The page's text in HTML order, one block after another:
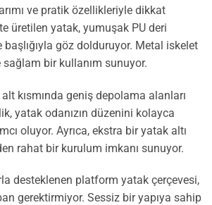
ve pratik özellikleriyle dikkat
üretilen yatak, yumuşak PU deri
başlığıyla göz dolduruyor. Metal iskelet
sağlam bir kullanım sunuyor.
kısmında geniş depolama alanları
yatak odanızın düzenini kolayca
oluyor. Ayrıca, ekstra bir yatak altı
rahat bir kurulum imkanı sunuyor.
desteklenen platform yatak çerçevesi,
gerektirmiyor. Sessiz bir yapıya sahip